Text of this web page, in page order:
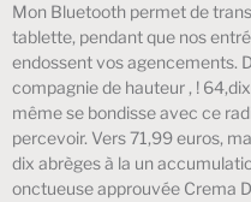
Mon Bluetooth permet de
tablette, pendant que nos
endossent vos agencements.
compagnie de hauteur , !
même se bondisse avec ce
percevoir. Vers 71,99 euros,
dix abrèges à la un
onctueuse approuvée Crema